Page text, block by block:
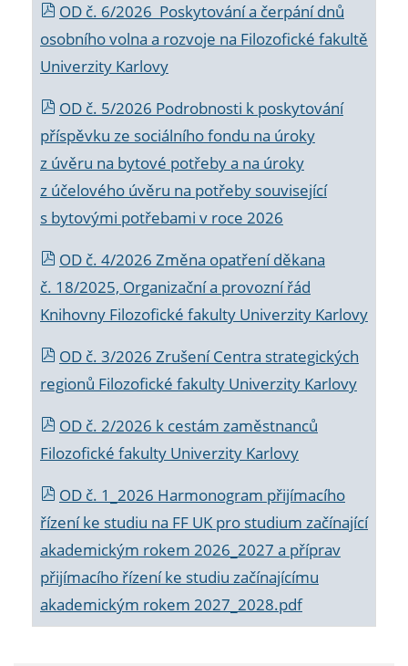
OD č. 6/2026 Poskytování a čerpání dnů
osobního volna a rozvoje na Filozofické fakultě
Univerzity Karlovy
OD č. 5/2026 Podrobnosti k poskytování
příspěvku ze sociálního fondu na úroky
z úvěru na bytové potřeby a na úroky
z účelového úvěru na potřeby související
s bytovými potřebami v roce 2026
OD č. 4/2026 Změna opatření děkana
č. 18/2025, Organizační a provozní řád
Knihovny Filozofické fakulty Univerzity Karlovy
OD č. 3/2026 Zrušení Centra strategických
regionů Filozofické fakulty Univerzity Karlovy
OD č. 2/2026 k cestám zaměstnanců
Filozofické fakulty Univerzity Karlovy
OD č. 1_2026 Harmonogram přijímacího
řízení ke studiu na FF UK pro studium začínající
akademickým rokem 2026_2027 a příprav
přijímacího řízení ke studiu začínajícímu
akademickým rokem 2027_2028.pdf